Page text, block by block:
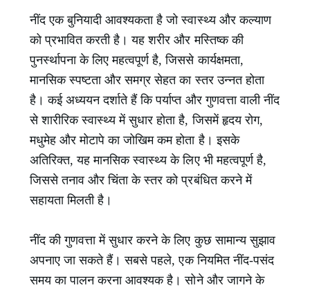
नींद एक बुनियादी आवश्यकता है जो स्वास्थ्य और कल्याण
को प्रभावित करती है। यह शरीर और मस्तिष्क की
पुनर्स्थापना के लिए महत्वपूर्ण है, जिससे कार्यक्षमता,
मानसिक स्पष्टता और समग्र सेहत का स्तर उन्नत होता
है। कई अध्ययन दर्शाते हैं कि पर्याप्त और गुणवत्ता वाली नींद
से शारीरिक स्वास्थ्य में सुधार होता है, जिसमें हृदय रोग,
मधुमेह और मोटापे का जोखिम कम होता है। इसके
अतिरिक्त, यह मानसिक स्वास्थ्य के लिए भी महत्वपूर्ण है,
जिससे तनाव और चिंता के स्तर को प्रबंधित करने में
सहायता मिलती है।
नींद की गुणवत्ता में सुधार करने के लिए कुछ सामान्य सुझाव
अपनाए जा सकते हैं। सबसे पहले, एक नियमित नींद-पसंद
समय का पालन करना आवश्यक है। सोने और जागने के